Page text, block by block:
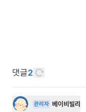
댓글2
관리자 베이비빌리